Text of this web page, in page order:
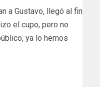
a Gustavo, llegó al fin
el cupo, pero no
ya lo hemos